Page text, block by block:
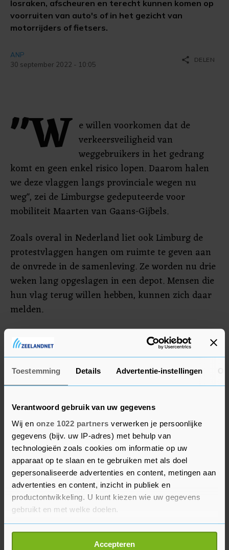
Toestemming Details Advertentie-instellingen
Verantwoord gebruik van uw gegevens
Wij en onze 1022 partners verwerken je persoonlijke
gegevens (bijv. uw IP-adres) met behulp van
technologieën zoals cookies om informatie op uw
apparaat op te slaan en te gebruiken met als doel
gepersonaliseerde advertenties en content, metingen aan
advertenties en content, inzicht in publiek en
productontwikkeling. U kunt kiezen wie uw gegevens
gebruikt en met welke doelen.
Als u het toestaat, willen we ook graag:
Informatie verzamelen over uw geografische
Accepteren
losraken, afscheuren en terecht kunnen komen op
voorruiten van auto's of in het gezicht van
motorrijders of fietsers.
ANP
30 september 2022 - 10:05
share DELEN
"W e willen voorkomen dat de
verkeersveiligheid van
weggebruikers in het gedrang
komt en geen enkel risico lopen. Daarom halen
we deze vlaggen langs provinciale wegen nu
weg", zei de Limburgse gedeputeerde voor
mobiliteit Maarten van Gaans-Gijbels.
Zoals overal in Nederland liet ook Limburg de
protestvlaggen hangen om ruimte te geven aan
de onvrede in de samenleving. Ze worden nu drie
weken lang opgeslagen in een depot. Mensen die
hun vlag terug willen hebben, kunnen zich daar
melden.
Eerder liet Brabant al weten om eenzelfde reden
de vlaggen weg te halen langs de provinciale
wegen.